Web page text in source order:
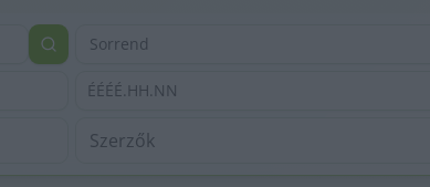
Sorrend
ÉÉÉÉ.HH.NN